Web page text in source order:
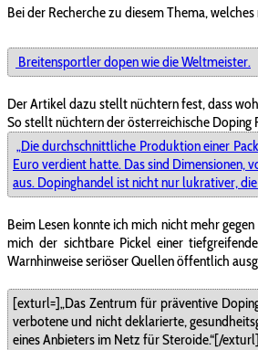
Bei der Recherche zu diesem Thema,
Breitensportler dopen wie die Weltmeister.
Der Artikel dazu stellt nüchtern fest, dass
So stellt nüchtern der österreichische Doping
„Die durchschnittliche Produktion einer
Euro verdient hatte. Das sind Dimensionen,
aus. Dopinghandel ist nicht nur lukrativer,
Beim Lesen konnte ich mich nicht mehr
mich der sichtbare Pickel einer
Warnhinweise seriöser Quellen öffentlich
[exturl=]„Das Zentrum für präventive
verbotene und nicht deklarierte,
eines Anbieters im Netz für Steroide.“[/exturl]